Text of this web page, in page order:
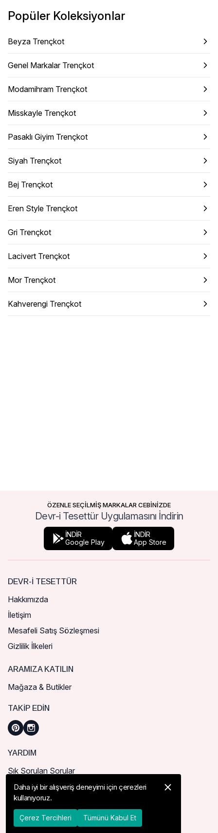
Popüler Koleksiyonlar
Beyza Trençkot
Genel Markalar Trençkot
Modamihram Trençkot
Misskayle Trençkot
Pasaklı Giyim Trençkot
Siyah Trençkot
Bej Trençkot
Eren Style Trençkot
Gri Trençkot
Lacivert Trençkot
Mor Trençkot
Kahverengi Trençkot
ÖZENLE SEÇİLMİŞ MARKALAR CEBİNİZDE
Devr-i Tesettür Uygulamasını İndirin
İNDİR
Google Play
İNDİR
App Store
DEVR-I TESETTÜR
Hakkımızda
İletişim
Mesafeli Satış Sözleşmesi
Gizlilik İlkeleri
ARAMIZA KATILIN
Mağaza & Butikler
TAKIP EDIN
YARDIM
Sık Sorulan Sorular
Nasıl Sipariş Verebilirim?
Kargo ve Teslimat
İade, İptal ve Değişim
Daha iyi bir alışveriş deneyimi için çerezleri
kullanıyoruz.
Çerez Tercihleri Tümünü Kabul Et